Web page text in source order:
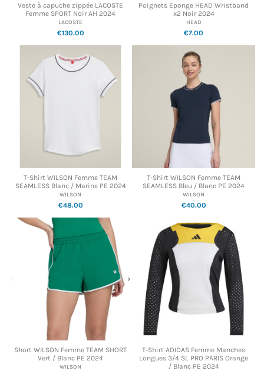
Veste à capuche zippée LACOSTE
Femme SPORT Noir AH 2024
LACOSTE
€130.00
Poignets Eponge HEAD Wristband
x2 Noir 2024
HEAD
€7.00
T-Shirt WILSON Femme TEAM
SEAMLESS Blanc / Marine PE 2024
WILSON
€48.00
T-Shirt WILSON Femme TEAM
SEAMLESS Bleu / Blanc PE 2024
WILSON
€40.00
Short WILSON Femme TEAM SHORT
Vert / Blanc PE 2024
WILSON
T-Shirt ADIDAS Femme Manches
Longues 3/4 SL PRO PARIS Orange
/ Blanc PE 2024